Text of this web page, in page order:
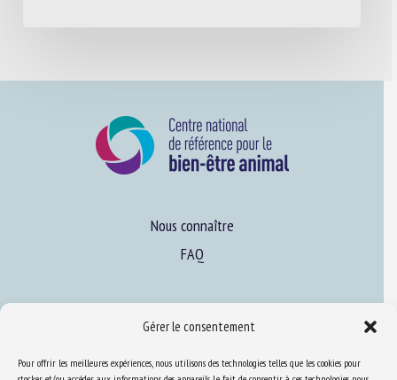
Gérer le consentement
Pour offrir les meilleures expériences, nous utilisons des technologies telles que les cookies pour
Nous connaître
FAQ
Se former au BEA